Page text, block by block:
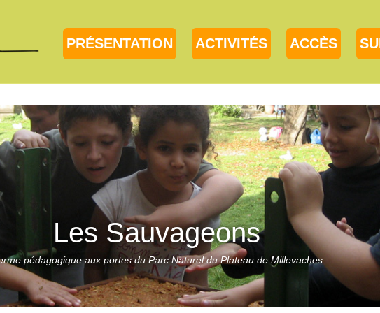
PRÉSENTATION ACTIVITÉS ACCÈS
Les Sauvageons
pédagogique aux portes du Parc Naturel du Plateau de Millevaches